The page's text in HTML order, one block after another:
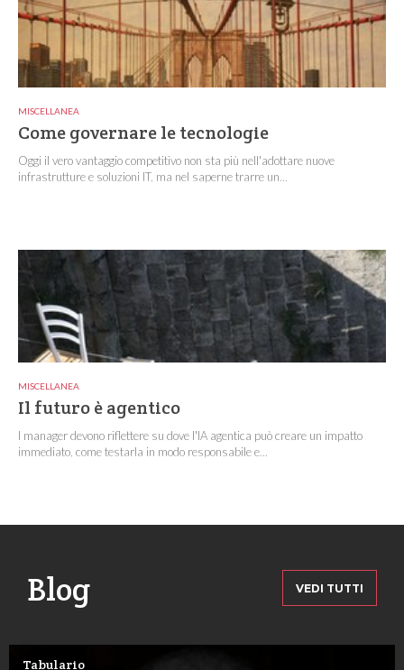
MISCELLANEA
Come governare le tecnologie
Oggi il vero vantaggio competitivo non sta più nell'adottare nuove
infrastrutture e soluzioni IT, ma nel saperne trarre un...
MISCELLANEA
Il futuro è agentico
I manager devono riflettere su dove l'IA agentica può creare un impatto
immediato, come testarla in modo responsabile e...
Blog VEDI TUTTI
Tabulario